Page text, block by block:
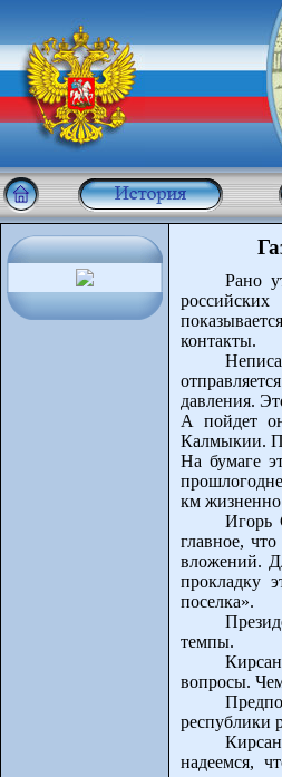
Рано
контакты.
давления.
А пойдет
Калмыкии.
На бумаге
км жизненно
Игорь
главное,
вложений.
прокладку
поселка».
темпы.
вопросы.
республики
надеемся,